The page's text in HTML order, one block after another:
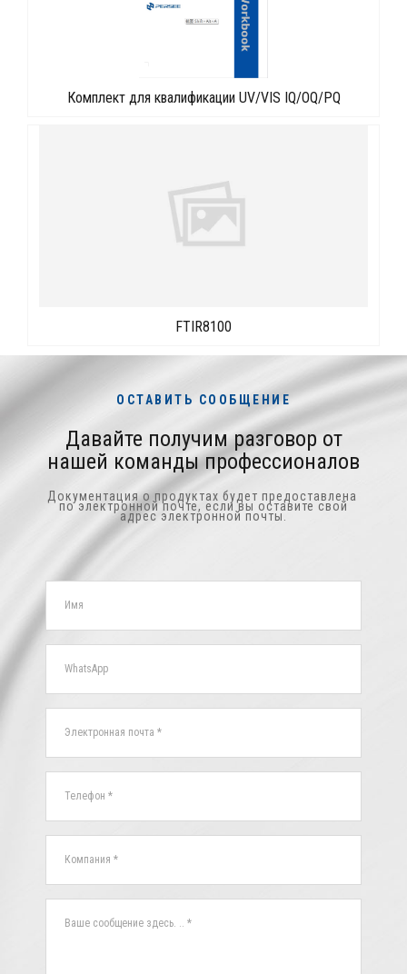
Комплект для квалификации UV/VIS IQ/OQ/PQ
FTIR8100
ОСТАВИТЬ СООБЩЕНИЕ
Давайте получим разговор от
нашей команды профессионалов
Документация о продуктах будет предоставлена ​​
по электронной почте, если вы оставите свой
адрес электронной почты.